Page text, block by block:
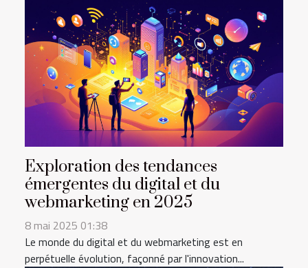
Exploration des tendances
émergentes du digital et du
webmarketing en 2025
8 mai 2025 01:38
Le monde du digital et du webmarketing est en
perpétuelle évolution, façonné par l'innovation...